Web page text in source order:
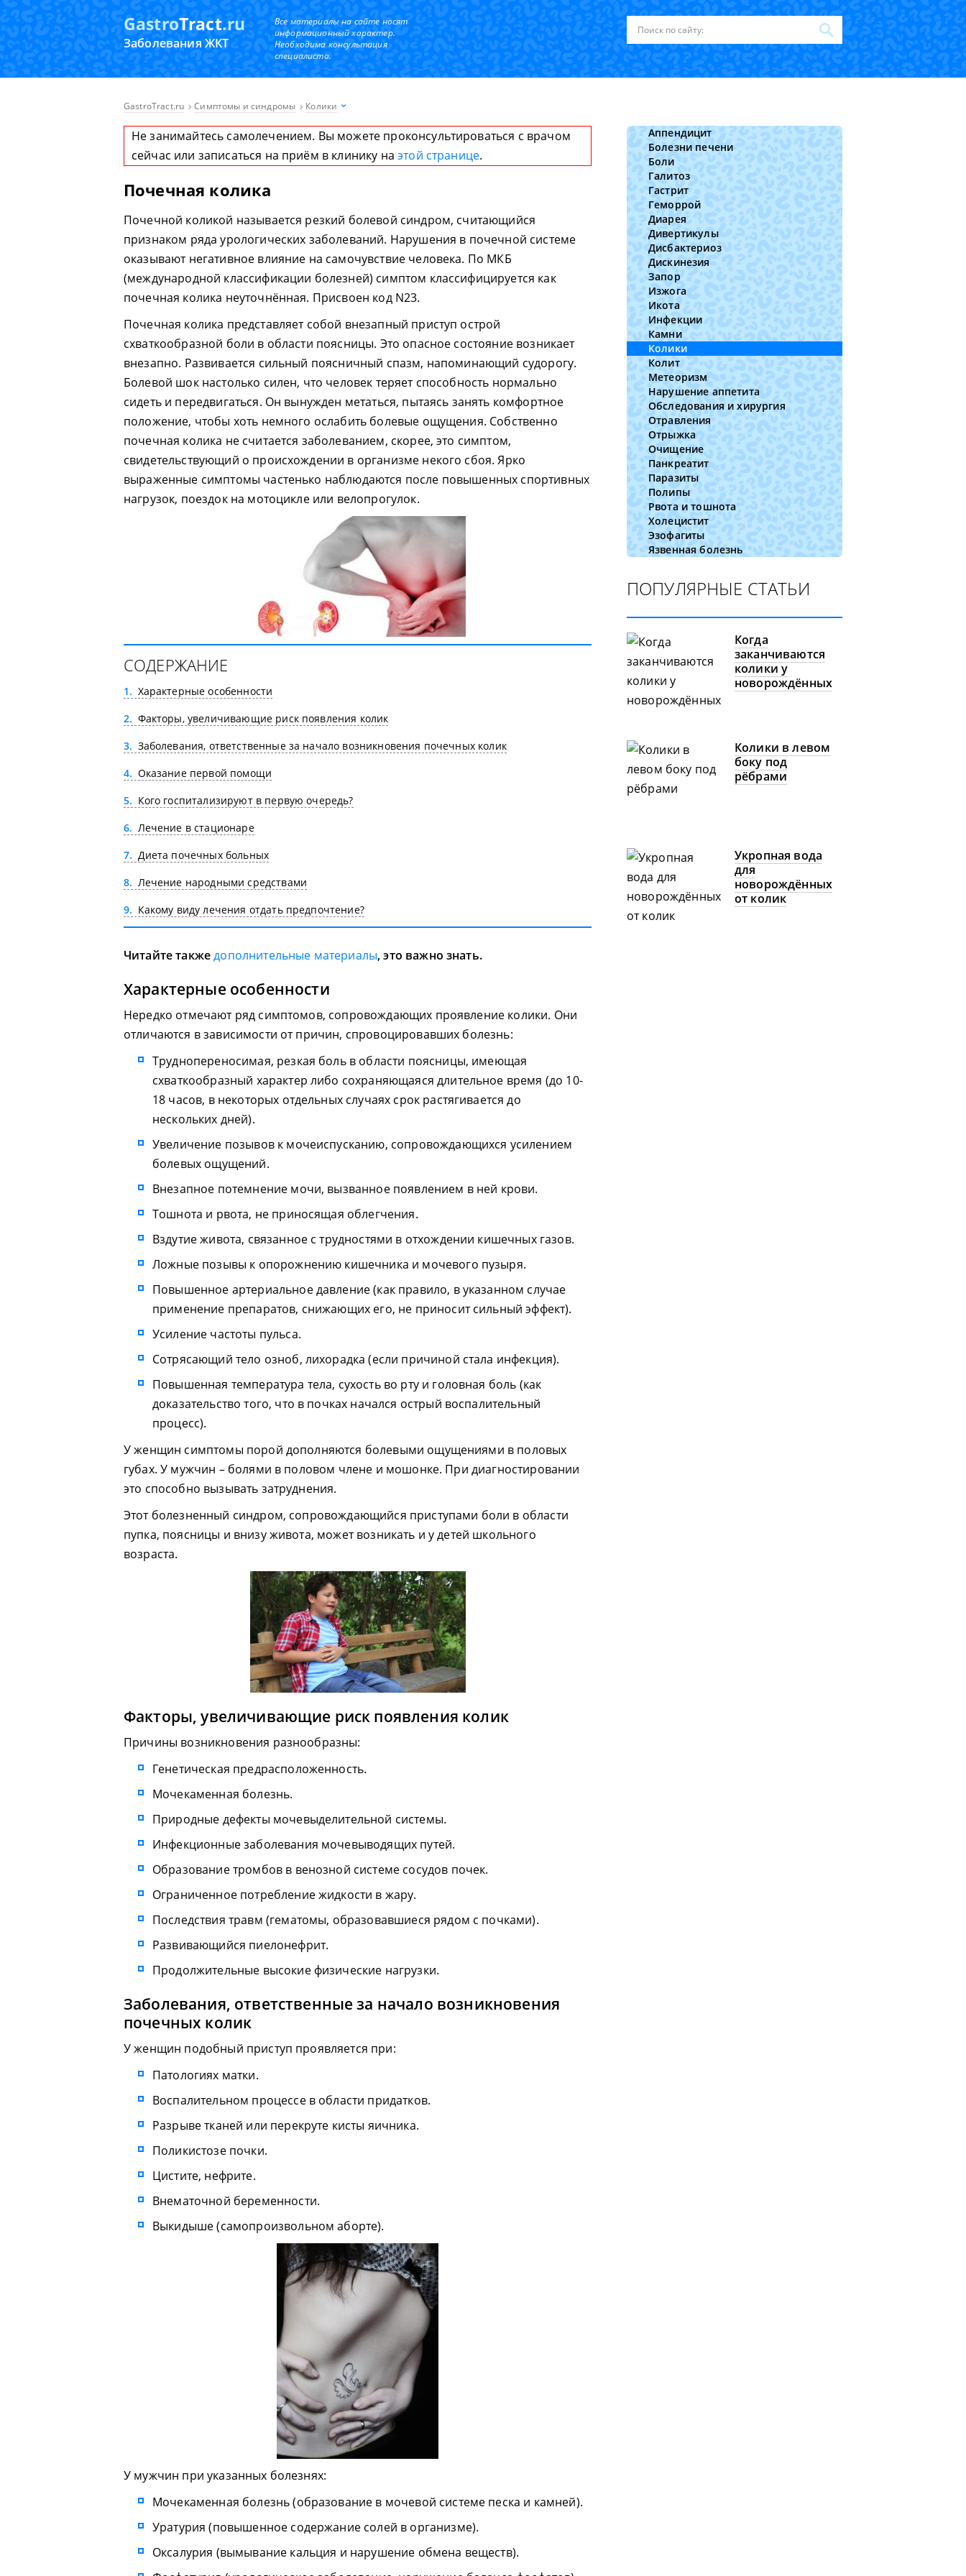
GastroTract.ru
Заболевания ЖКТ
Все материалы на сайте носят
информационный характер.
Необходима консультация
специалиста.
GastroTract.ru Симптомы и синдромы Колики
Не занимайтесь самолечением. Вы можете проконсультироваться с врачом
сейчас или записаться на приём в клинику наэтой странице.
Почечная колика
Почечной коликой называется резкий болевой синдром, считающийся
признаком ряда урологических заболеваний. Нарушения в почечной системе
оказывают негативное влияние на самочувствие человека. По МКБ
(международной классификации болезней) симптом классифицируется как
почечная колика неуточнённая. Присвоен код N23.
Почечная колика представляет собой внезапный приступ острой
схваткообразной боли в области поясницы. Это опасное состояние возникает
внезапно. Развивается сильный поясничный спазм, напоминающий судорогу.
Болевой шок настолько силен, что человек теряет способность нормально
сидеть и передвигаться. Он вынужден метаться, пытаясь занять комфортное
положение, чтобы хоть немного ослабить болевые ощущения. Собственно
почечная колика не считается заболеванием, скорее, это симптом,
свидетельствующий о происхождении в организме некого сбоя. Ярко
выраженные симптомы частенько наблюдаются после повышенных спортивных
нагрузок, поездок на мотоцикле или велопрогулок.
СОДЕРЖАНИЕ
1
Характерные особенности
2
Факторы, увеличивающие риск появления колик
3
Заболевания, ответственные за начало возникновения почечных колик
4
Оказание первой помощи
5
Кого госпитализируют в первую очередь?
6
Лечение в стационаре
7
Диета почечных больных
8
Лечение народными средствами
9
Какому виду лечения отдать предпочтение?
Читайте такжедополнительные материалы, это важно знать.
Характерные особенности
Нередко отмечают ряд симптомов, сопровождающих проявление колики. Они
отличаются в зависимости от причин, спровоцировавших болезнь:
Труднопереносимая, резкая боль в области поясницы, имеющая
схваткообразный характер либо сохраняющаяся длительное время (до 10-
18 часов, в некоторых отдельных случаях срок растягивается до
нескольких дней).
Увеличение позывов к мочеиспусканию, сопровождающихся усилением
болевых ощущений.
Внезапное потемнение мочи, вызванное появлением в ней крови.
Тошнота и рвота, не приносящая облегчения.
Вздутие живота, связанное с трудностями в отхождении кишечных газов.
Ложные позывы к опорожнению кишечника и мочевого пузыря.
Повышенное артериальное давление (как правило, в указанном случае
применение препаратов, снижающих его, не приносит сильный эффект).
Усиление частоты пульса.
Сотрясающий тело озноб, лихорадка (если причиной стала инфекция).
Повышенная температура тела, сухость во рту и головная боль (как
доказательство того, что в почках начался острый воспалительный
процесс).
У женщин симптомы порой дополняются болевыми ощущениями в половых
губах. У мужчин – болями в половом члене и мошонке. При диагностировании
это способно вызывать затруднения.
Этот болезненный синдром, сопровождающийся приступами боли в области
пупка, поясницы и внизу живота, может возникать и у детей школьного
возраста.
Факторы, увеличивающие риск появления колик
Причины возникновения разнообразны:
Генетическая предрасположенность.
Мочекаменная болезнь.
Природные дефекты мочевыделительной системы.
Инфекционные заболевания мочевыводящих путей.
Образование тромбов в венозной системе сосудов почек.
Ограниченное потребление жидкости в жару.
Последствия травм (гематомы, образовавшиеся рядом с почками).
Развивающийся пиелонефрит.
Продолжительные высокие физические нагрузки.
Заболевания, ответственные за начало возникновения
почечных колик
У женщин подобный приступ проявляется при:
Патологиях матки.
Воспалительном процессе в области придатков.
Разрыве тканей или перекруте кисты яичника.
Поликистозе почки.
Цистите, нефрите.
Внематочной беременности.
Выкидыше (самопроизвольном аборте).
У мужчин при указанных болезнях:
Мочекаменная болезнь (образование в мочевой системе песка и камней).
Уратурия (повышенное содержание солей в организме).
Оксалурия (вымывание кальция и нарушение обмена веществ).
Аппендицит
Болезни печени
Боли
Галитоз
Гастрит
Геморрой
Диарея
Дивертикулы
Дисбактериоз
Дискинезия
Запор
Изжога
Икота
Инфекции
Камни
Колики
Колит
Метеоризм
Нарушение аппетита
Обследования и хирургия
Отравления
Отрыжка
Очищение
Панкреатит
Паразиты
Полипы
Рвота и тошнота
Холецистит
Эзофагиты
Язвенная болезнь
ПОПУЛЯРНЫЕ СТАТЬИ
Когда
заканчиваются
колики у
новорождённых
Колики в левом
боку под
рёбрами
Укропная вода
для
новорождённых
от колик